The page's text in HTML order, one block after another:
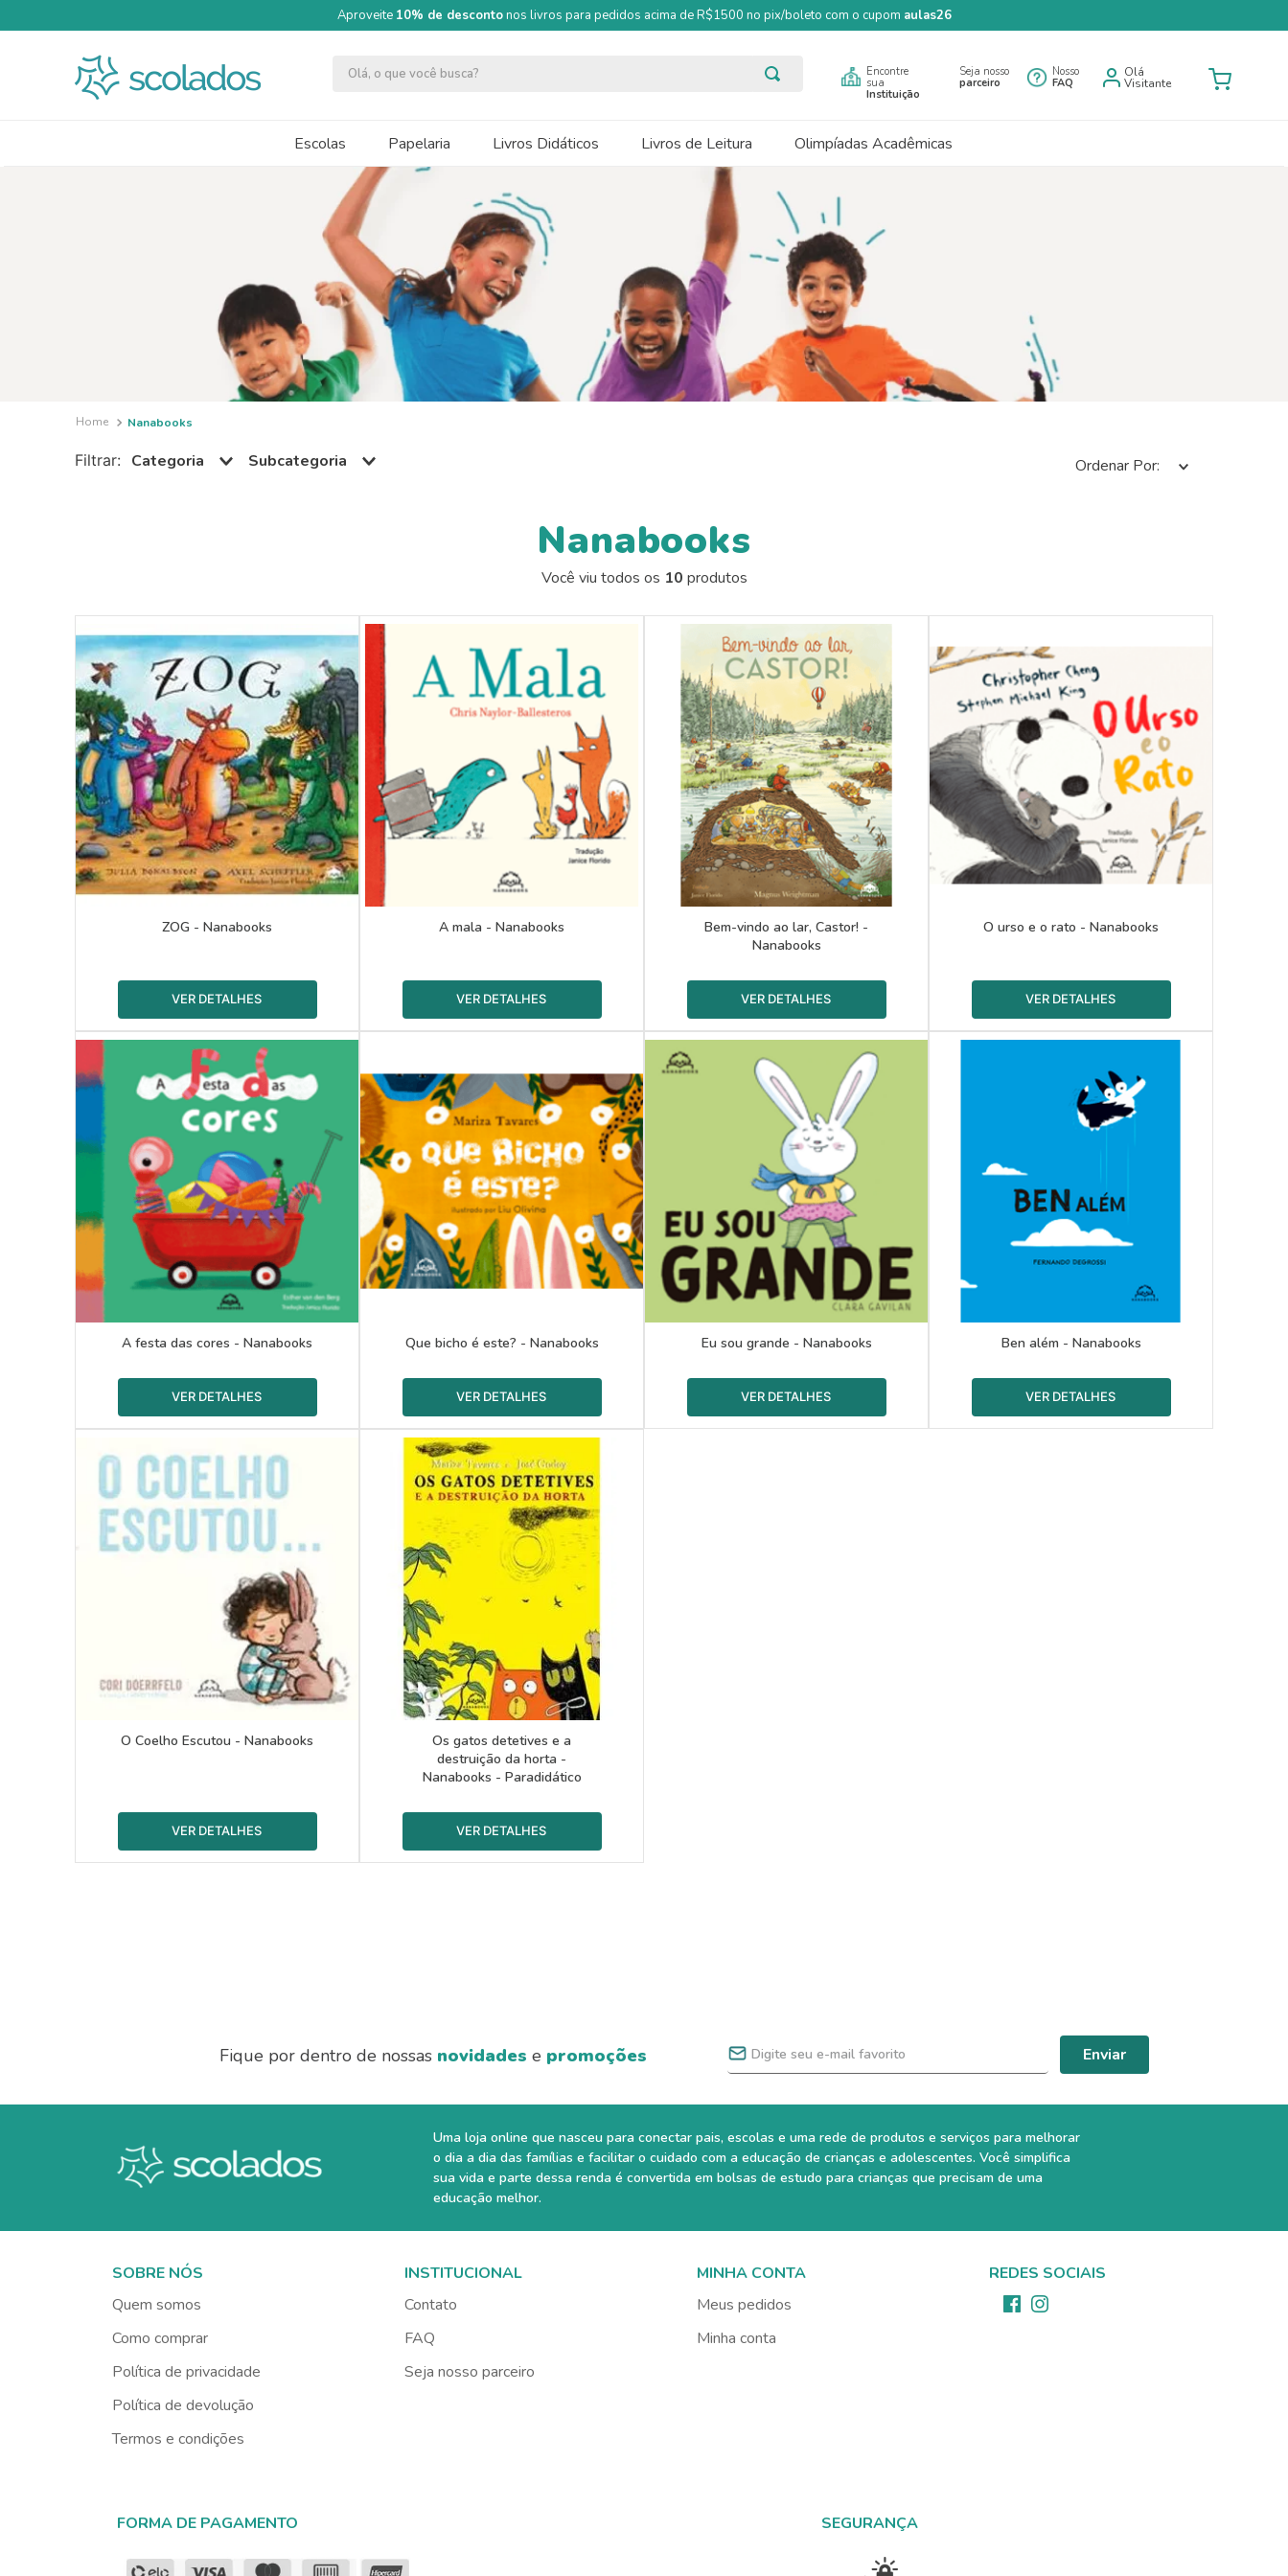
Aproveite 10% de descontonos livros para pedidos acima de R$1500 no pix/boleto com o cupom aulas26
Olá, o que você busca?
Encontre
sua
Instituição
Seja nosso
parceiro
Nosso
FAQ
Olá
Visitante
Escolas Papelaria Livros Didáticos Livros de Leitura Olimpíadas Acadêmicas
Nanabooks
Categoria Subcategoria Ordenar Por
Nanabooks
Você viu todos os 10 produtos
ZOG - Nanabooks A mala - Nanabooks
Bem-vindo ao lar, Castor! -
Nanabooks
O urso e o rato - Nanabooks
A festa das cores - Nanabooks Que bicho é este? - Nanabooks Eu sou grande - Nanabooks Ben além - Nanabooks
O Coelho Escutou - Nanabooks
Os gatos detetives e a
destruição da horta -
Nanabooks - Paradidático
Fique por dentro de nossas novidades e promoções Enviar
Uma loja online que nasceu para conectar pais, escolas e uma rede de produtos e serviços para melhorar
o dia a dia das famílias e facilitar o cuidado com a educação de crianças e adolescentes. Você simplifica
sua vida e parte dessa renda é convertida em bolsas de estudo para crianças que precisam de uma
educação melhor.
SOBRE NÓS
Quem somos
Como comprar
Política de privacidade
Política de devolução
Termos e condições
INSTITUCIONAL
Contato
FAQ
Seja nosso parceiro
MINHA CONTA
Meus pedidos
Minha conta
REDES SOCIAIS
FORMA DE PAGAMENTO SEGURANÇA
quimica moderna
papel cartão fosco 240g 50x70
massa modelar acrilex soft 500g
cartolina dupla face
pincel
tinta guache 250ml